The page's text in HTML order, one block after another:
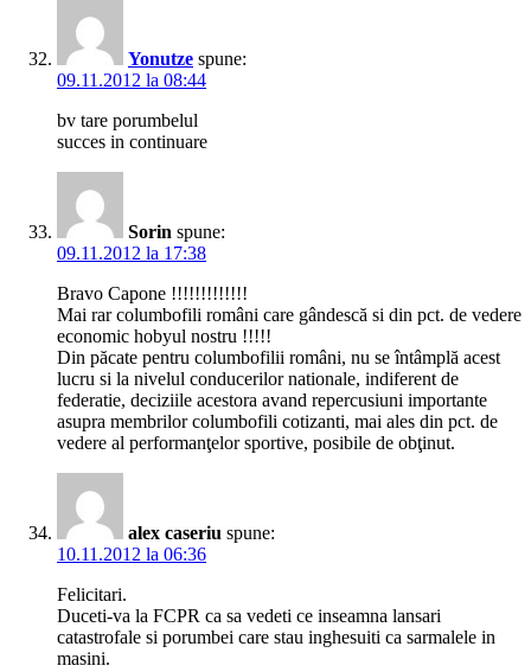
Yonutze spune:
09.11.2012 la 08:44
bv tare porumbelul
succes in continuare
Sorin spune:
09.11.2012 la 17:38
Bravo Capone !!!!!!!!!!!!!
Mai rar columbofili români care gândescă si din pct. de vedere
economic hobyul nostru !!!!!
Din păcate pentru columbofilii români, nu se întâmplă acest
lucru si la nivelul conducerilor nationale, indiferent de
federatie, deciziile acestora avand repercusiuni importante
asupra membrilor columbofili cotizanti, mai ales din pct. de
vedere al performanţelor sportive, posibile de obţinut.
alex caseriu spune:
10.11.2012 la 06:36
Felicitari.
Duceti-va la FCPR ca sa vedeti ce inseamna lansari
catastrofale si porumbei care stau inghesuiti ca sarmalele in
masini.